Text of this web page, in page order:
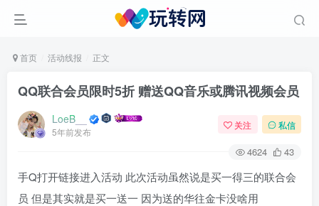
首页 活动线报 正文
QQ联合会员限时5折 赠送QQ音乐或腾讯视频会员
LoeB__
5年前发布
关注 私信
4624 43
手Q打开链接进入活动 此次活动虽然说是买一得三的联合会
员 但是其实就是买一送一 因为送的华往金卡没啥用